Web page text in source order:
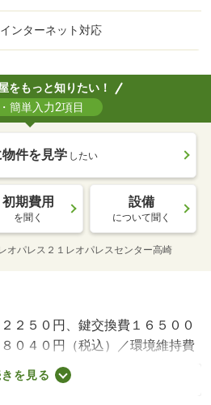
インターネット対応
をもっと知りたい！
簡単入力2項目
件を見学 したい
初期費用
を聞く
設備
について聞く
オパレス２１レオパレスセンター高崎
２５０円、鍵交換費１６５００
０４０円（税込）／環境維持費
１６５００円／２年（税込）／
４６１９０円（契約内容により
を見る